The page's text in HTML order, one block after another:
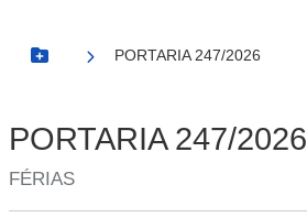
Botão Menu
PORTARIA 247/2026
PORTARIA 247/2026
FÉRIAS